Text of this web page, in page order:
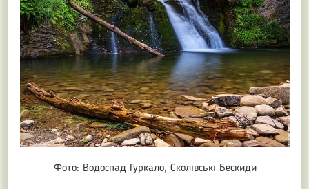
Фото: Водоспад Гуркало, Сколівські Бескиди